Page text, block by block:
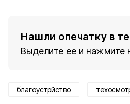
Нашли опечатку в
Выделите ее и нажмите
благоустрйство